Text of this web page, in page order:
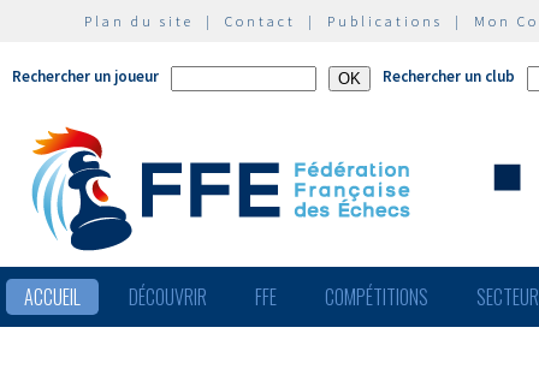
Plan du site | Contact | Publications | Mon
Rechercher un joueur Rechercher un club
ACCUEIL DÉCOUVRIR FFE COMPÉTITIONS